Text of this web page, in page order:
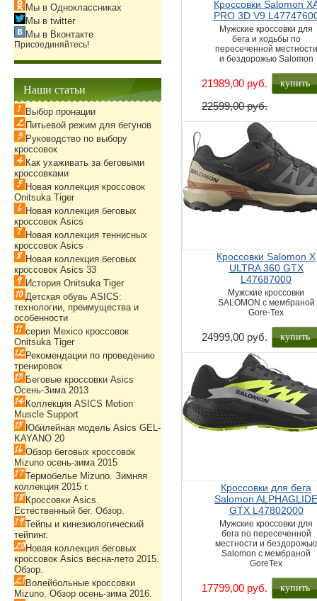
Кроссовки Salomon
PRO 3D V9
Мужские кроссовки для
бега и ходьбы по
пересеченной местности
и бездорожью Salomon
21989,00 руб.
22599,00 руб.
купить
Кроссовки Salomon X
ULTRA 360 GTX
L47687000
Мужские кроссовки
SALOMON с мембраной
Gore-Tex
24999,00 руб. купить
Кроссовки для бега
Salomon
GTX L47802000
Мужские кроссовки для
бега по пересеченной
местности и бездорожью
Salomon с мембраной
GoreTex
17799,00 руб.
купить
Мы в Одноклассниках
Мы в twitter
Мы в Вконтакте
Присоединяйтесь!
Наши статьи
Выбор пронации
Питьевой режим для бегунов
Руководство по выбору
кроссовок
Как ухаживать за беговыми
кроссовками
Новая коллекция кроссовок
Onitsuka Tiger
Новая коллекция беговых
кроссовок Asics
Новая коллекция теннисных
кроссовок Asics
Новая коллекция беговых
кроссовок Asics 33
История Onitsuka Tiger
Детская обувь ASICS:
технологии, преимущества и
особенности
серия Mexico кроссовок
Onitsuka Tiger
Рекомендации по проведению
тренировок
Беговые кроссовки Asics
Осень-Зима 2013
Коллекция ASICS Motion
Muscle Support
Юбилейная модель Asics GEL-
KAYANO 20
Обзор беговых кроссовок
Mizuno осень-зима 2015
Термобелье Mizuno. Зимняя
коллекция 2015 г.
Кроссовки Asics.
Естественный бег. Обзор.
Тейпы и кинезиологический
тейпинг.
Новая коллекция беговых
кроссовок Asics весна-лето 2015.
Обзор.
Волейбольные кроссовки
Mizuno. Обзор осень-зима 2016.